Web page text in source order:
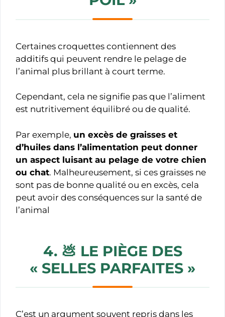
Certaines croquettes contiennent des
additifs qui peuvent rendre le pelage de
l’animal plus brillant à court terme.
Cependant, cela ne signifie pas que l’aliment
est nutritivement équilibré ou de qualité.
Par exemple, un excès de graisses et
d’huiles dans l’alimentation peut donner
un aspect luisant au pelage de votre chien
ou chat. Malheureusement, si ces graisses ne
sont pas de bonne qualité ou en excès, cela
peut avoir des conséquences sur la santé de
l’animal
4. 💩 LE PIÈGE DES
« SELLES PARFAITES »
C’est un argument souvent repris dans les